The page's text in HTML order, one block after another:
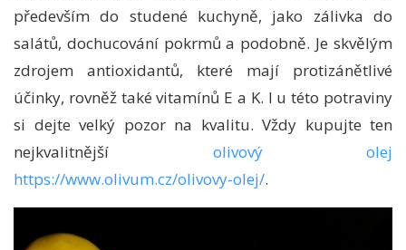
především do studené kuchyně, jako zálivka do
salátů, dochucování pokrmů a podobně. Je skvělým
zdrojem antioxidantů, které mají protizánětlivé
účinky, rovněž také vitamínů E a K. I u této potraviny
si dejte velký pozor na kvalitu. Vždy kupujte ten
nejkvalitnější olivový olej
https://www.olivum.cz/olivovy-olej/.